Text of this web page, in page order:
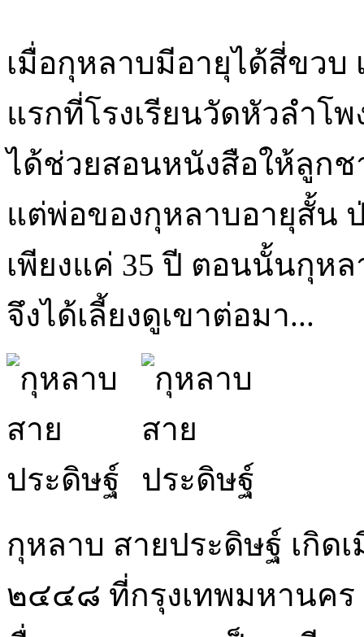
เมื่อกุหลาบมีอายุได้สี่ขวบ
แรกที่โรงเรียนวัดหัวลำโ
ได้ช่วยสอนหนังสือให้ลูกช
แต่พ่อของกุหลาบอายุสั้น
เพียงแค่ 35 ปี ตอนนั้นกุห
จึงได้เลี้ยงดูเขาต่อมา...
กุหลาบ สายประดิษฐ์ เกิด
๒๔๔๘ ที่กรุงเทพมหานค